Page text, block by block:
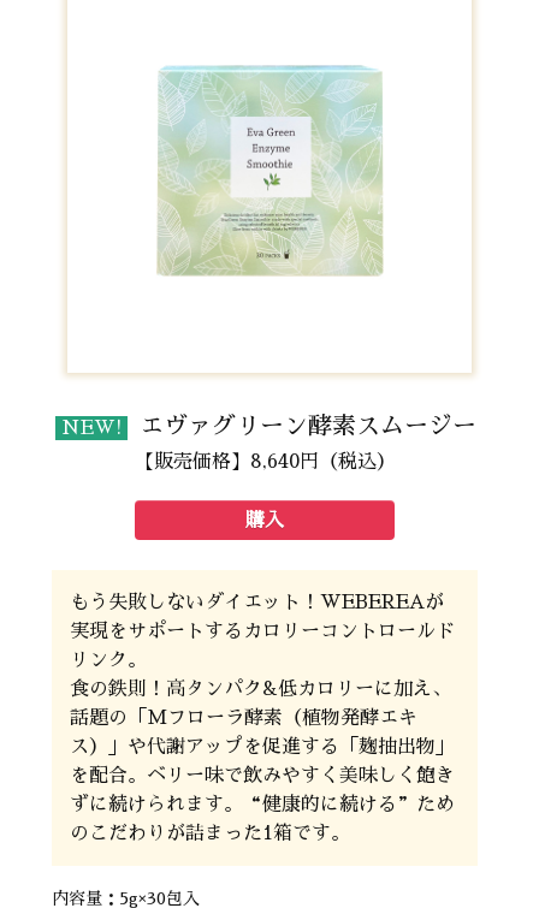
NEW! エヴァグリーン酵素スムージー
【販売価格】8,640円（税込）
購入
もう失敗しないダイエット！WEBEREAが
実現をサポートするカロリーコントロールド
リンク。
食の鉄則！高タンパク&低カロリーに加え、
話題の「Mフローラ酵素（植物発酵エキ
ス）」や代謝アップを促進する「麹抽出物」
を配合。ベリー味で飲みやすく美味しく飽き
ずに続けられます。“健康的に続ける”ため
のこだわりが詰まった1箱です。
内容量：5g×30包入